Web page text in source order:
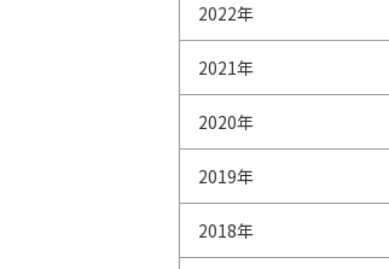
2022年
2021年
2020年
2019年
2018年